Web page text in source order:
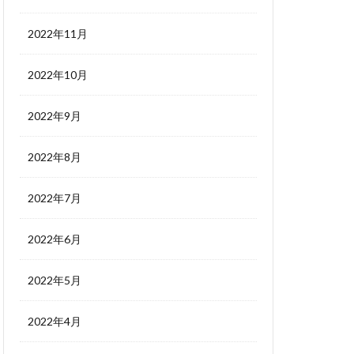
2022年11月
2022年10月
2022年9月
2022年8月
2022年7月
2022年6月
2022年5月
2022年4月